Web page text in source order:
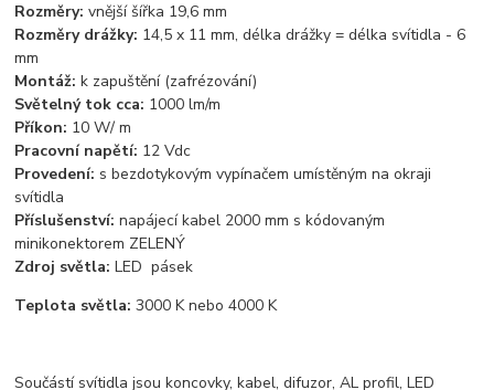
Rozměry: vnější šířka 19,6 mm
Rozměry drážky: 14,5 x 11 mm, délka drážky = délka svítidla - 6
mm
Montáž: k zapuštění (zafrézování)
Světelný tok cca: 1000 lm/m
Příkon: 10 W/ m
Pracovní napětí: 12 Vdc
Provedení: s bezdotykovým vypínačem umístěným na okraji
svítidla
Příslušenství:napájecí kabel 2000 mm s kódovaným
minikonektorem ZELENÝ
Zdroj světla:LED pásek
Teplota světla:3000 K nebo 4000 K
Součástí svítidla jsou koncovky, kabel, difuzor, AL profil, LED